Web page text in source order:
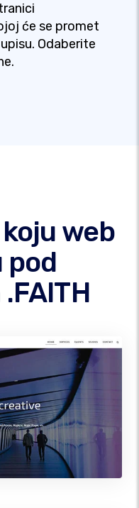
će se promet
Odaberite
web
pod